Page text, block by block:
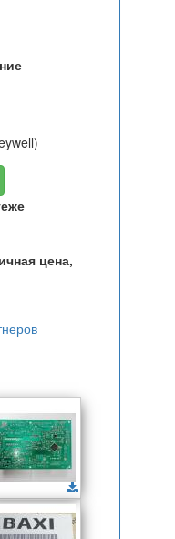
цена,